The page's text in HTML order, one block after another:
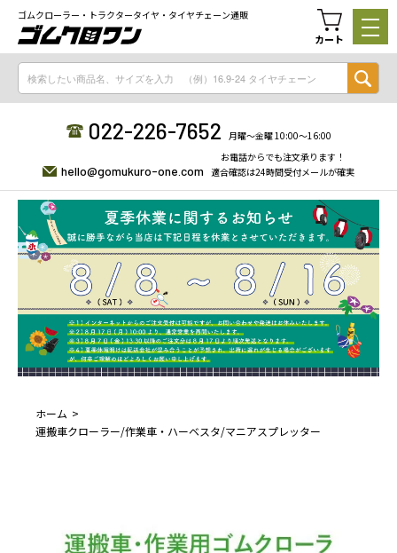
ゴムクローラー・トラクタータイヤ・タイヤチェーン通販
カート
022-226-7652 月曜〜金曜 10:00〜16:00
hello@gomukuro-one.com
お電話からでも注文承ります！
適合確認は24時間受付メールが確実
ホーム
運搬車クローラー/作業車・ハーベスタ/マニアスプレッター